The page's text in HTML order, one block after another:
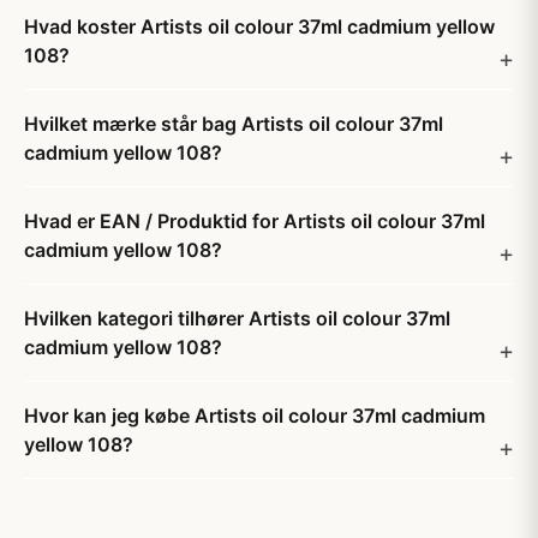
Hvad koster Artists oil colour 37ml cadmium yellow
108?
Hvilket mærke står bag Artists oil colour 37ml
cadmium yellow 108?
Hvad er EAN / Produktid for Artists oil colour 37ml
cadmium yellow 108?
Hvilken kategori tilhører Artists oil colour 37ml
cadmium yellow 108?
Hvor kan jeg købe Artists oil colour 37ml cadmium
yellow 108?